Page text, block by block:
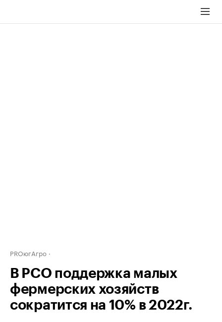
PROюгАгро
В РСО поддержка малых
фермерских хозяйств
сократится на 10% в 2022г.